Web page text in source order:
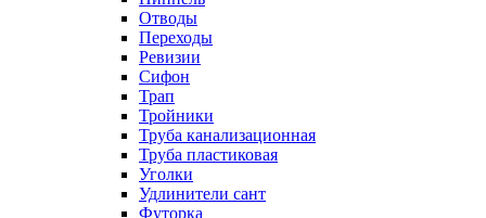
Отводы
Переходы
Ревизии
Сифон
Трап
Тройники
Труба канализационная
Труба пластиковая
Уголки
Удлинители сант
Футорка